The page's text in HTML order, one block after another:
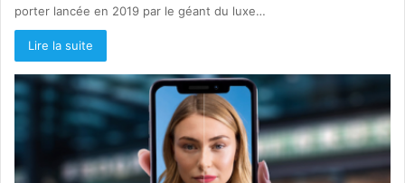
porter lancée en 2019 par le géant du luxe…
Lire la suite